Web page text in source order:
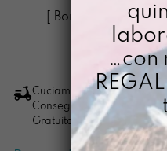
[ Borse Borsa a
dipinta
a
mano
Cuciamo ogni ordine nel
Consegna in 4/5 giorni
Gratuita per ordini di
…con